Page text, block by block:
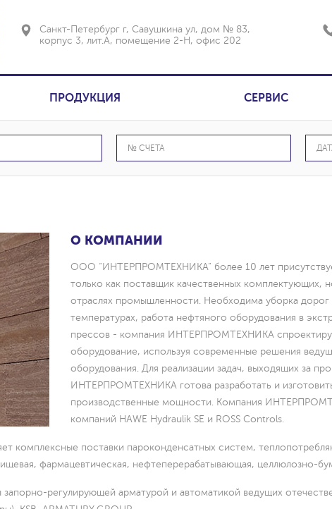
Санкт-Петербург г, Савушкина ул, дом № 83,
корпус 3, лит.А, помещение 2-Н, офис 202
ПРОДУКЦИЯ СЕРВИС
О КОМПАНИИ
ООО “ИНТЕРПРОМТЕХНИКА” более 10 лет
только как поставщик качественных комплектующих,
отраслях промышленности. Необходима уборка
температурах, работа нефтяного оборудования в
прессов - компания ИНТЕРПРОМТЕХНИКА
оборудование, используя современные решения
оборудования. Для реализации задач, выходящих за
ИНТЕРПРОМТЕХНИКА готова разработать и
производственные мощности. Компания
компаний HAWE Hydraulik SE и ROSS Controls.
поставки пароконденсатных систем,
фармацевтическая, нефтеперерабатывающая, целлюлозно-
регулирующей арматурой и автоматикой ведущих